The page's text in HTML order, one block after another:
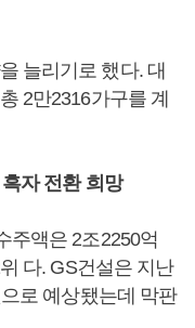
늘리기로 했다. 대
2만2316가구를 계
자 전환 희망
주액은 2조2250억
다. GS건설은 지난
로 예상됐는데 막판